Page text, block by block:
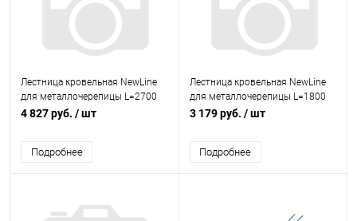
Лестница кровельная NewLine
для металлочерепицы L=2700
мм, b=350 RAL 9005 (Черный)
4 827 руб. / шт
Подробнее
Лестница кровельная NewLine
для металлочерепицы L=1800
мм, b=350 RAL 8019 (Серо-
3 179 руб. / шт
Подробнее